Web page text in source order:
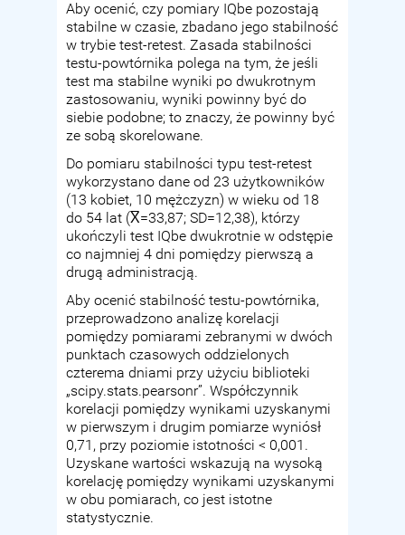
Aby ocenić, czy pomiary IQbe pozostają
stabilne w czasie, zbadano jego stabilność
w trybie test-retest. Zasada stabilności
testu-powtórnika polega na tym, że jeśli
test ma stabilne wyniki po dwukrotnym
zastosowaniu, wyniki powinny być do
siebie podobne; to znaczy, że powinny być
ze sobą skorelowane.
Do pomiaru stabilności typu test-retest
wykorzystano dane od 23 użytkowników
(13 kobiet, 10 mężczyzn) w wieku od 18
do 54 lat (X̅=33,87; SD=12,38), którzy
ukończyli test IQbe dwukrotnie w odstępie
co najmniej 4 dni pomiędzy pierwszą a
drugą administracją.
Aby ocenić stabilność testu-powtórnika,
przeprowadzono analizę korelacji
pomiędzy pomiarami zebranymi w dwóch
punktach czasowych oddzielonych
czterema dniami przy użyciu biblioteki
„scipy.stats.pearsonr”. Współczynnik
korelacji pomiędzy wynikami uzyskanymi
w pierwszym i drugim pomiarze wyniósł
0,71, przy poziomie istotności < 0,001.
Uzyskane wartości wskazują na wysoką
korelację pomiędzy wynikami uzyskanymi
w obu pomiarach, co jest istotne
statystycznie.